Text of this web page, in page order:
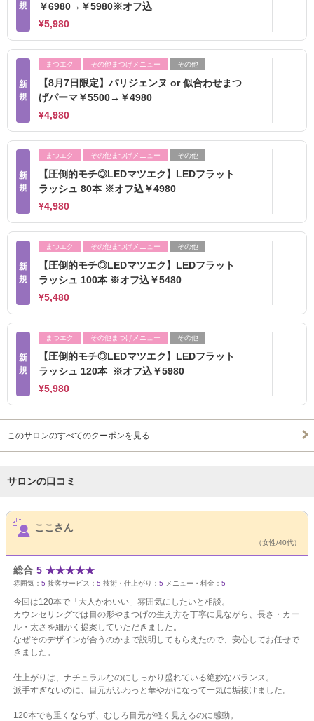
規
￥6980→￥5980※オフ込
¥5,980
新
規
まつエク その他まつげメニュー その他
【8月7日限定】パリジェンヌ or 似合わせまつ
げパーマ￥5500→￥4980
¥4,980
新
規
まつエク その他まつげメニュー その他
【圧倒的モチ◎LEDマツエク】LEDフラット
ラッシュ 80本 ※オフ込￥4980
¥4,980
新
規
まつエク その他まつげメニュー その他
【圧倒的モチ◎LEDマツエク】LEDフラット
ラッシュ 100本 ※オフ込￥5480
¥5,480
新
規
まつエク その他まつげメニュー その他
【圧倒的モチ◎LEDマツエク】LEDフラット
ラッシュ 120本 ※オフ込￥5980
¥5,980
このサロンのすべてのクーポンを見る
サロンの口コミ
サロンPick Up
ここさん
（女性/40代）
総合 5 ★★★★★
雰囲気： 5 接客サービス： 5 技術・仕上がり： 5 メニュー・料金： 5
今回は120本で「大人かわいい」雰囲気にしたいと相談。
カウンセリングでは目の形やまつげの生え方を丁寧に見ながら、長さ・カー
ル・太さを細かく提案していただきました。
なぜそのデザインが合うのかまで説明してもらえたので、安心してお任せで
きました。
仕上がりは、ナチュラルなのにしっかり盛れている絶妙なバランス。
派手すぎないのに、目元がふわっと華やかになって一気に垢抜けました。
120本でも重くならず、むしろ目元が軽く見えるのに感動。